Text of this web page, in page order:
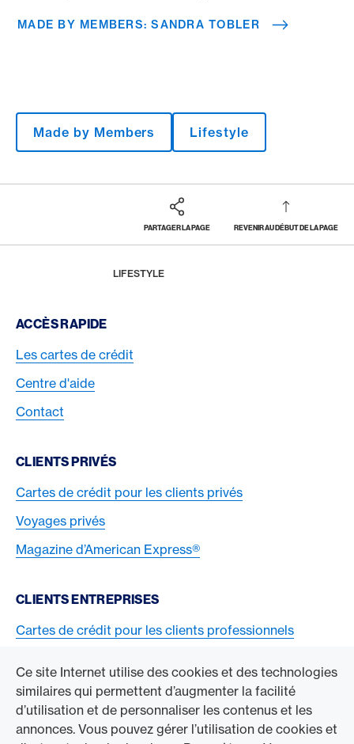
Ce site Internet utilise des cookies et des technologies
similaires qui permettent d’augmenter la facilité
d’utilisation et de personnaliser les contenus et les
annonces. Vous pouvez gérer l’utilisation de cookies et
MADE BY MEMBERS: SANDRA TOBLER
Made by Members Lifestyle
PARTAGER LA PAGE REVENIR AU DÉBUT DE LA PAGE
Footer
LIFESTYLE
Footer Navigation
ACCÈS RAPIDE
Les cartes de crédit
Centre d'aide
Contact
CLIENTS PRIVÉS
Cartes de crédit pour les clients privés
Voyages privés
Magazine d’American Express®
CLIENTS ENTREPRISES
Cartes de crédit pour les clients professionnels
ACCÉDER À L’ENTREPRISE
Swisscard AECS GmbH